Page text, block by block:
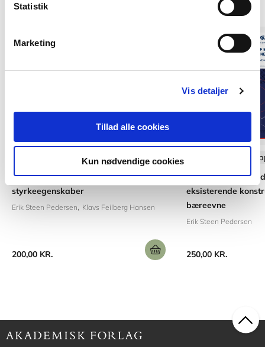
Statistik
Marketing
Vis detaljer
Tillad alle cookies
Kun nødvendige cookies
Softcover med flapper
Anvisning 248: Ældre murværks
styrkeegenskaber
Erik Steen Pedersen Klavs Feilberg Hansen
200,00 KR.
Softcover med
Anvisning 251:
eksisterende
bæreevne
Erik Steen Pedersen
250,00 KR.